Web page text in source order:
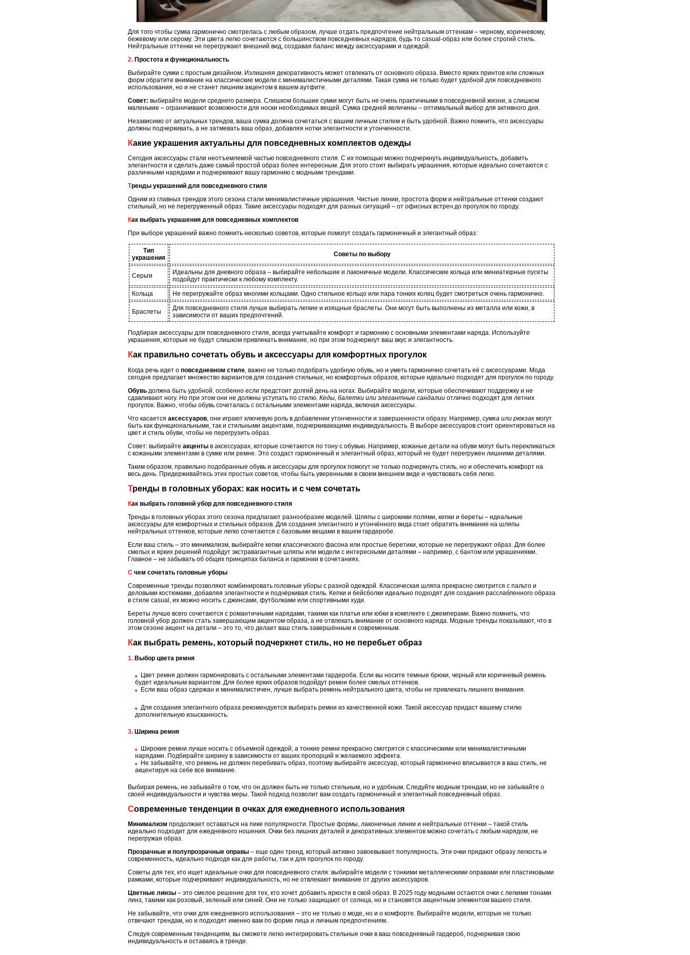
Для того чтобы сумка гармонично смотрелась с любым образом, лучше отдать предпочтение нейтральным оттенкам – черному, коричневому,
бежевому или серому. Эти цвета легко сочетаются с большинством повседневных нарядов, будь то casual-образ или более строгий стиль.
Нейтральные оттенки не перегружают внешний вид, создавая баланс между аксессуарами и одеждой.
2. Простота и функциональность
Выбирайте сумки с простым дизайном. Излишняя декоративность может отвлекать от основного образа. Вместо ярких принтов или сложных
форм обратите внимание на классические модели с минималистичными деталями. Такая сумка не только будет удобной для повседневного
использования, но и не станет лишним акцентом в вашем аутфите.
Совет: выбирайте модели среднего размера. Слишком большие сумки могут быть не очень практичными в повседневной жизни, а слишком
маленькие – ограничивают возможности для носки необходимых вещей. Сумка средней величины – оптимальный выбор для активного дня.
Независимо от актуальных трендов, ваша сумка должна сочетаться с вашим личным стилем и быть удобной. Важно помнить, что аксессуары
должны подчеркивать, а не затмевать ваш образ, добавляя нотки элегантности и утонченности.
Какие украшения актуальны для повседневных комплектов одежды
Сегодня аксессуары стали неотъемлемой частью повседневного стиля. С их помощью можно подчеркнуть индивидуальность, добавить
элегантности и сделать даже самый простой образ более интересным. Для этого стоит выбирать украшения, которые идеально сочетаются с
различными нарядами и подчеркивают вашу гармонию с модными трендами.
Тренды украшений для повседневного стиля
Одним из главных трендов этого сезона стали минималистичные украшения. Чистые линии, простота форм и нейтральные оттенки создают
стильный, но не перегруженный образ. Такие аксессуары подходят для разных ситуаций – от офисных встреч до прогулок по городу.
Как выбрать украшения для повседневных комплектов
При выборе украшений важно помнить несколько советов, которые помогут создать гармоничный и элегантный образ:
Тип
украшения
Советы по выбору
Серьги
Идеальны для дневного образа – выбирайте небольшие и лаконичные модели. Классические кольца или миниатюрные пусеты
подойдут практически к любому комплекту.
Кольца
Не перегружайте образ многими кольцами. Одно стильное кольцо или пара тонких колец будет смотреться очень гармонично.
Браслеты
Для повседневного стиля лучше выбирать легкие и изящные браслеты. Они могут быть выполнены из металла или кожи, в
зависимости от ваших предпочтений.
Подбирая аксессуары для повседневного стиля, всегда учитывайте комфорт и гармонию с основными элементами наряда. Используйте
украшения, которые не будут слишком привлекать внимание, но при этом подчеркнут ваш вкус и элегантность.
Как правильно сочетать обувь и аксессуары для комфортных прогулок
Когда речь идет о повседневном стиле , важно не только подобрать удобную обувь, но и уметь гармонично сочетать её с аксессуарами. Мода
сегодня предлагает множество вариантов для создания стильных, но комфортных образов, которые идеально подходят для прогулок по городу.
Обувь должна быть удобной, особенно если предстоит долгий день на ногах. Выбирайте модели, которые обеспечивают поддержку и не
сдавливают ногу. Но при этом они не должны уступать по стилю. Кеды, балетки или элегантные сандалии отлично подходят для летних
прогулок. Важно, чтобы обувь сочеталась с остальными элементами наряда, включая аксессуары.
Что касается аксессуаров , они играют ключевую роль в добавлении утонченности и завершенности образу. Например, сумка или рюкзак могут
быть как функциональными, так и стильными акцентами, подчеркивающими индивидуальность. В выборе аксессуаров стоит ориентироваться на
цвет и стиль обуви, чтобы не перегрузить образ.
Совет: выбирайте акценты в аксессуарах, которые сочетаются по тону с обувью. Например, кожаные детали на обуви могут быть перекликаться
с кожаными элементами в сумке или ремне. Это создаст гармоничный и элегантный образ, который не будет перегружен лишними деталями.
Таким образом, правильно подобранные обувь и аксессуары для прогулок помогут не только подчеркнуть стиль, но и обеспечить комфорт на
весь день. Придерживайтесь этих простых советов, чтобы быть уверенными в своем внешнем виде и чувствовать себя легко.
Тренды в головных уборах: как носить и с чем сочетать
Как выбрать головной убор для повседневного стиля
Тренды в головных уборах этого сезона предлагают разнообразие моделей. Шляпы с широкими полями, кепки и береты – идеальные
аксессуары для комфортных и стильных образов. Для создания элегантного и утончённого вида стоит обратить внимание на шляпы
нейтральных оттенков, которые легко сочетаются с базовыми вещами в вашем гардеробе.
Если ваш стиль – это минимализм, выбирайте кепки классического фасона или простые беретики, которые не перегружают образ. Для более
смелых и ярких решений подойдут экстравагантные шляпы или модели с интересными деталями – например, с бантом или украшениями.
Главное – не забывать об общих принципах баланса и гармонии в сочетаниях.
С чем сочетать головные уборы
Современные тренды позволяют комбинировать головные уборы с разной одеждой. Классическая шляпа прекрасно смотрится с пальто и
деловыми костюмами, добавляя элегантности и подчёркивая стиль. Кепки и бейсболки идеально подходят для создания расслабленного образа
в стиле casual, их можно носить с джинсами, футболками или спортивными худи.
Береты лучше всего сочетаются с романтичными нарядами, такими как платья или юбки в комплекте с джемперами. Важно помнить, что
головной убор должен стать завершающим акцентом образа, а не отвлекать внимание от основного наряда. Модные тренды показывают, что в
этом сезоне акцент на детали – это то, что делает ваш стиль завершённым и современным.
Как выбрать ремень, который подчеркнет стиль, но не перебьет образ
1. Выбор цвета ремня
Цвет ремня должен гармонировать с остальными элементами гардероба. Если вы носите темные брюки, черный или коричневый ремень
будет идеальным вариантом. Для более ярких образов подойдут ремни более смелых оттенков.
Если ваш образ сдержан и минималистичен, лучше выбрать ремень нейтрального цвета, чтобы не привлекать лишнего внимания.
Для создания элегантного образа рекомендуется выбирать ремни из качественной кожи. Такой аксессуар придаст вашему стилю
дополнительную изысканность.
3. Ширина ремня
Широкие ремни лучше носить с объемной одеждой, а тонкие ремни прекрасно смотрятся с классическими или минималистичными
нарядами. Подбирайте ширину в зависимости от ваших пропорций и желаемого эффекта.
Не забывайте, что ремень не должен перебивать образ, поэтому выбирайте аксессуар, который гармонично вписывается в ваш стиль, не
акцентируя на себе все внимание.
Выбирая ремень, не забывайте о том, что он должен быть не только стильным, но и удобным. Следуйте модным трендам, но не забывайте о
своей индивидуальности и чувства меры. Такой подход позволит вам создать гармоничный и элегантный повседневный образ.
Современные тенденции в очках для ежедневного использования
Минимализм продолжает оставаться на пике популярности. Простые формы, лаконичные линии и нейтральные оттенки – такой стиль
идеально подходит для ежедневного ношения. Очки без лишних деталей и декоративных элементов можно сочетать с любым нарядом, не
перегружая образ.
Прозрачные и полупрозрачные оправы – еще один тренд, который активно завоевывает популярность. Эти очки придают образу легкость и
современность, идеально подходя как для работы, так и для прогулок по городу.
Советы для тех, кто ищет идеальные очки для повседневного стиля: выбирайте модели с тонкими металлическими оправами или пластиковыми
рамками, которые подчеркивают индивидуальность, но не отвлекают внимание от других аксессуаров.
Цветные линзы – это смелое решение для тех, кто хочет добавить яркости в свой образ. В 2025 году модными остаются очки с легкими тонами
линз, такими как розовый, зеленый или синий. Они не только защищают от солнца, но и становятся акцентным элементом вашего стиля.
Не забывайте, что очки для ежедневного использования – это не только о моде, но и о комфорте. Выбирайте модели, которые не только
отвечают трендам, но и подходят именно вам по форме лица и личным предпочтениям.
Следуя современным тенденциям, вы сможете легко интегрировать стильные очки в ваш повседневный гардероб, подчеркивая свою
индивидуальность и оставаясь в тренде.